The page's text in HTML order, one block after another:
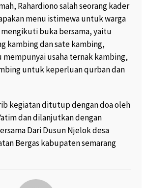
Rahardiono salah seorang kader
menu istimewa untuk warga
mengikuti buka bersama, yaitu
kambing dan sate kambing,
usaha ternak kambing,
untuk keperluan qurban dan
kegiatan ditutup dengan doa oleh
dan dilanjutkan dengan
Dari Dusun Njelok desa
Bergas kabupaten semarang